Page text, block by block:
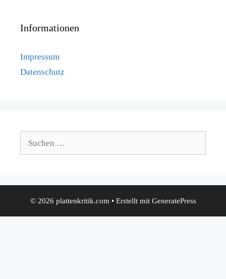
Informationen
Impressum
Datenschutz
© 2026 plattenkritik.com• Erstellt mit GeneratePress